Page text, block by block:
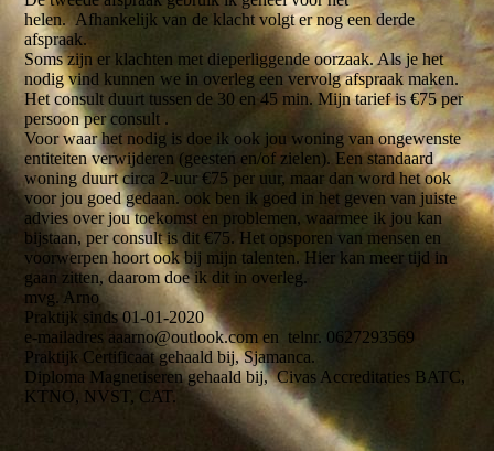
helen. Afhankelijk van de klacht volgt er nog een derde
afspraak.
Soms zijn er klachten met dieperliggende oorzaak. Als je het
nodig vind kunnen we in overleg een vervolg afspraak maken.
Het consult duurt tussen de 30 en 45 min. Mijn tarief is €75 per
persoon per consult .
Voor waar het nodig is doe ik ook jou woning van ongewenste
entiteiten verwijderen (geesten en/of zielen). Een standaard
woning duurt circa 2-uur €75 per uur, maar dan word het ook
voor jou goed gedaan. ook ben ik goed in het geven van juiste
advies over jou toekomst en problemen, waarmee ik jou kan
bijstaan, per consult is dit €75. Het opsporen van mensen en
voorwerpen hoort ook bij mijn talenten. Hier kan meer tijd in
gaan zitten, daarom doe ik dit in overleg.
mvg. Arno
Praktijk sinds 01-01-2020
e-mailadres aaarno@outlook.com en telnr. 0627293569
Praktijk Certificaat gehaald bij, Sjamanca.
Diploma Magnetiseren gehaald bij, Civas Accreditaties BATC,
KTNO, NVST, CAT.